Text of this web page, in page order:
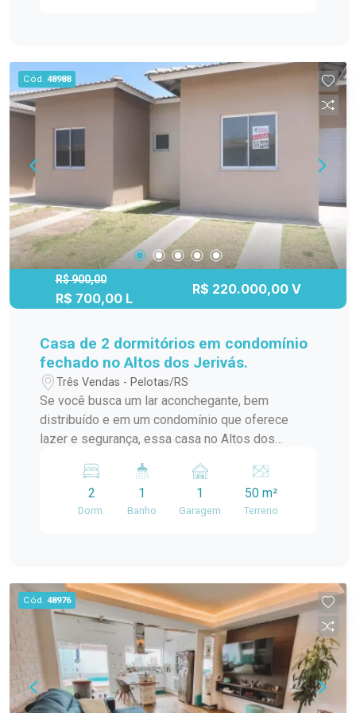
de uma localização privilegiada em Pelotas.
Ótima oportunidade para morar ou investir! Entre
em contato para mais informações ou agendar
uma visita.
Cód. 48988
R$ 900,00
R$ 700,00 L
R$ 220.000,00 V
Casa de 2 dormitórios em condomínio
fechado no Altos dos Jerivás.
Três Vendas - Pelotas/RS
Se você busca um lar aconchegante, bem
distribuído e em um condomínio que oferece
lazer e segurança, essa casa no Altos dos
bem iluminados e arejados, ela proporciona
conforto e bem-estar para toda a família, além de
estar em um local com uma infraestrutura
Cozinha e sala integrada, ideal para momentos de
convivência em família ou com amigos. 1
banheiro social Quintal com espaço ao ar livre,
ideal para lazer, jardinagem ou pequenas
reuniões. Área de serviço 1 vaga de garagem
Imóvel nunca habitado com ambientes arejados e
iluminados. O condomínio oferece:
2
Dorm.
1
Banho
1
Garagem
50 m²
Terreno
Cód. 48976